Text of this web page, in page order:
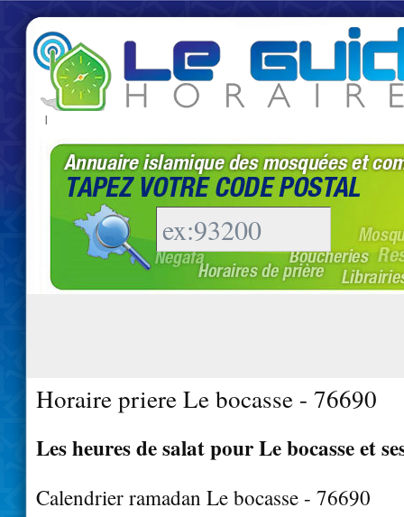
|
Horaire priere Le bocasse - 76690
Les heures de salat pour Le bocasse et
Calendrier ramadan Le bocasse - 76690